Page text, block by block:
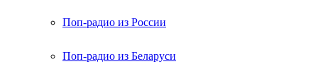
Поп-радио из России
Поп-радио из Беларуси